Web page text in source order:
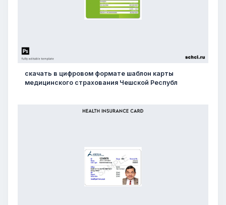
скачать в цифровом формате шаблон карты
медицинского страхования Чешской Республ